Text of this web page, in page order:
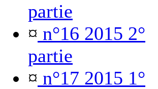
partie
¤ n°16 2015 2°
partie
¤ n°17 2015 1°